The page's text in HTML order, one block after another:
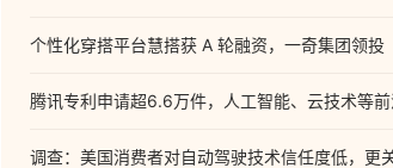
个性化穿搭平台慧搭获 A 轮融资，一奇集团领投
腾讯专利申请超6.6万件，人工智能、云技术等
调查：美国消费者对自动驾驶技术信任度低，更